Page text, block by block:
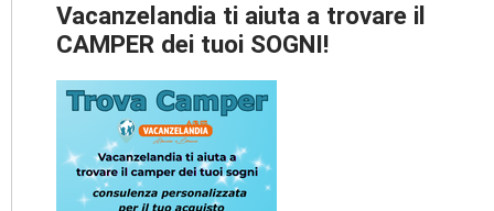
Vacanzelandia ti aiuta a trovare il
CAMPER dei tuoi SOGNI!